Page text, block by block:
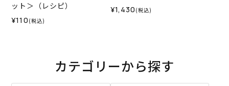
ット＞（レシピ）
¥110 (税込)
¥1,430 (税込)
カテゴリーから探す